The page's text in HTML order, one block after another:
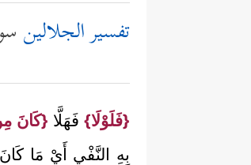
تفسير الجلالين
{فَلَوْلَا}فَهَلَّا {كَانَ
بِهِ النَّفْي أَيْ مَا